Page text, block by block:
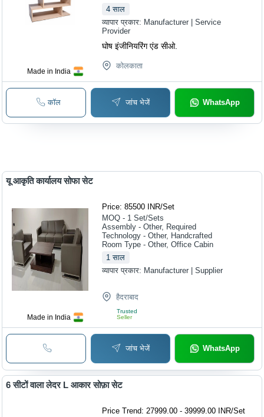
Made in India
4 साल
व्यापार प्रकार: Manufacturer | Service
Provider
घोष इंजीनियरिंग एंड सीओ.
कोलकाता
कॉल जांच भेजें WhatsApp
Made in India
यू आकृति कार्यालय सोफा सेट
Price: 85500 INR/Set
MOQ - 1 Set/Sets
Assembly - Other, Required
Technology - Other, Handcrafted
Room Type - Other, Office Cabin
1 साल
व्यापार प्रकार: Manufacturer | Supplier
हैदराबाद
Trusted
Seller
जांच भेजें WhatsApp
6 सीटों वाला लेदर L आकार सोफ़ा सेट
Price Trend: 27999.00 - 39999.00 INR/Set